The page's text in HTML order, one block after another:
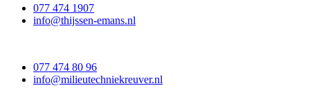
077 474 1907
info@thijssen-emans.nl
077 474 80 96
info@milieutechniekreuver.nl